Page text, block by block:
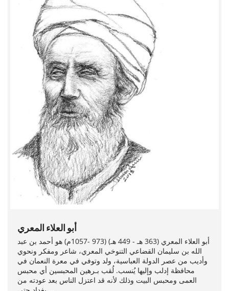
أبو العلاء المعري
أبو العلاء المعري (363 هـ - 449 هـ) (973 -1057م) هو أحمد بن عبد
الله بن سليمان القضاعي التنوخي المعري، شاعر ومفكر ونحوي
وأديب من عصر الدولة العباسية، ولد وتوفي في معرة النعمان في
محافظة إدلب وإليها يُنسب. لُقب بـرهين المحبسين أي محبس
العمى ومحبس البيت وذلك لأنه قد اعتزل الناس بعد عودته من